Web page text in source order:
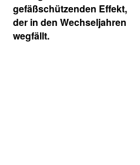
gefäßschützenden Effekt,
der in den Wechseljahren
wegfällt.